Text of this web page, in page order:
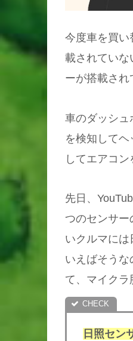
今度車を買い
載されていな
ーが搭載され
車のダッシュ
を検知して
してエアコ
先日、
つのセンサー
いクルマに
いえばそう
て、マイク
日照セン